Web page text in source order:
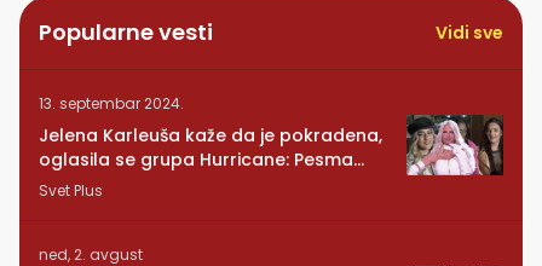
Popularne vesti Vidi sve
13. septembar 2024.
Jelena Karleuša kaže da je pokradena,
oglasila se grupa Hurricane: Pesma
RUNDE je naša!
Svet Plus
ned, 2. avgust